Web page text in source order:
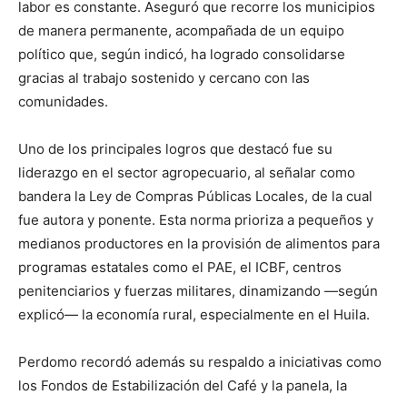
labor es constante. Aseguró que recorre los municipios
de manera permanente, acompañada de un equipo
político que, según indicó, ha logrado consolidarse
gracias al trabajo sostenido y cercano con las
comunidades.
Uno de los principales logros que destacó fue su
liderazgo en el sector agropecuario, al señalar como
bandera la Ley de Compras Públicas Locales, de la cual
fue autora y ponente. Esta norma prioriza a pequeños y
medianos productores en la provisión de alimentos para
programas estatales como el PAE, el ICBF, centros
penitenciarios y fuerzas militares, dinamizando —según
explicó— la economía rural, especialmente en el Huila.
Perdomo recordó además su respaldo a iniciativas como
los Fondos de Estabilización del Café y la panela, la